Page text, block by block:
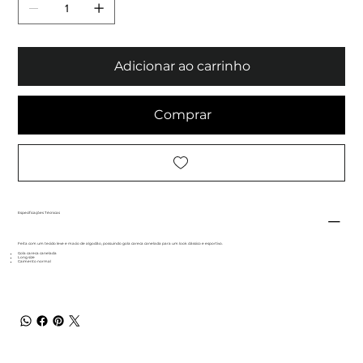
Adicionar ao carrinho
Comprar
Especificações Técnicas
Feita com um tecido leve e macio de algodão, possuindo gola careca canelada para um look clássico e esportivo.
Gola careca canelada
Long size
Caimento normal